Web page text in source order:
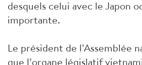
desquels celui avec le Japon
importante.
Le président de l’Assemblée
que l’organe législatif